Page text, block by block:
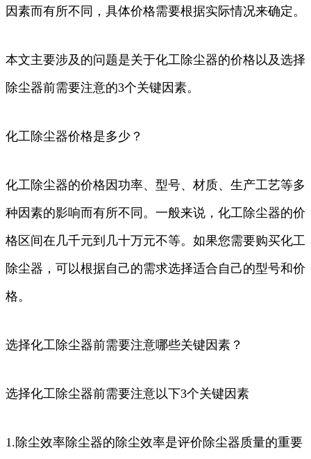
因素而有所不同，具体价格需要根据实际情况来确定。
本文主要涉及的问题是关于化工除尘器的价格以及选择
除尘器前需要注意的3个关键因素。
化工除尘器价格是多少？
化工除尘器的价格因功率、型号、材质、生产工艺等多
种因素的影响而有所不同。一般来说，化工除尘器的价
格区间在几千元到几十万元不等。如果您需要购买化工
除尘器，可以根据自己的需求选择适合自己的型号和价
格。
选择化工除尘器前需要注意哪些关键因素？
选择化工除尘器前需要注意以下3个关键因素
1.除尘效率除尘器的除尘效率是评价除尘器质量的重要